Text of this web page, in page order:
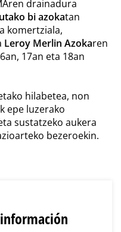
drainadura
bi azokatan
komertziala,
Leroy Merlin Azokaren
17an eta 18an
hilabetea, non
epe luzerako
sustatzeko aukera
bezeroekin.